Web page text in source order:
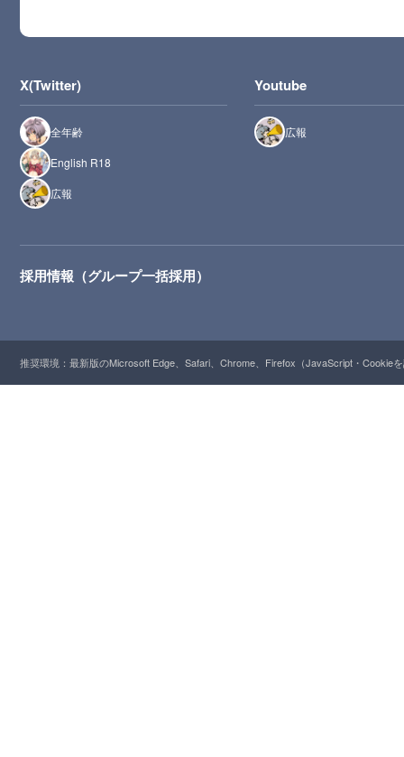
X(Twitter)
全年齢
English R18
広報
Youtube
広報
採用情報（グループ一括採用）
推奨環境：最新版のMicrosoft Edge、Safari、Chrome、Firefox（JavaScript・Cookie